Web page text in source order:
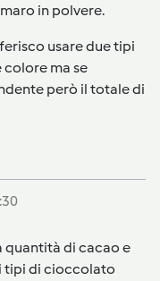
in polvere.
usare due tipi
ma se
però il totale di
quantità di cacao e
tipi di cioccolato